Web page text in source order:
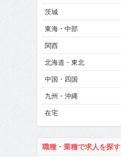
茨城
東海・中部
関西
北海道・東北
中国・四国
九州・沖縄
在宅
職種・業種で求人を探す